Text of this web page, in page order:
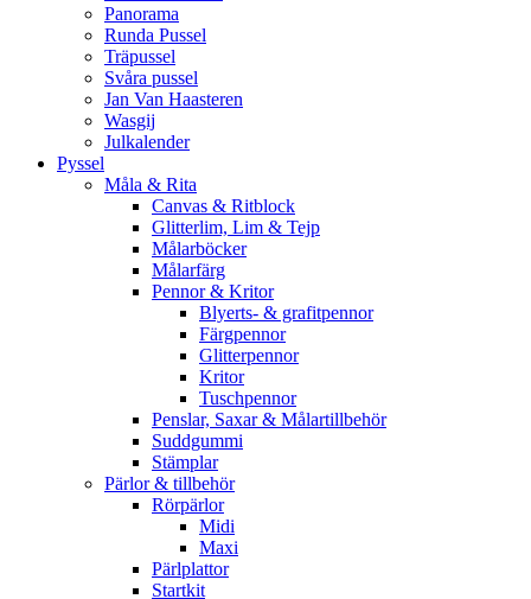
Panorama
Runda Pussel
Träpussel
Svåra pussel
Jan Van Haasteren
Wasgij
Julkalender
Pyssel
Måla & Rita
Canvas & Ritblock
Glitterlim, Lim & Tejp
Målarböcker
Målarfärg
Pennor & Kritor
Blyerts- & grafitpennor
Färgpennor
Glitterpennor
Kritor
Tuschpennor
Penslar, Saxar & Målartillbehör
Suddgummi
Stämplar
Pärlor & tillbehör
Rörpärlor
Midi
Maxi
Pärlplattor
Startkit